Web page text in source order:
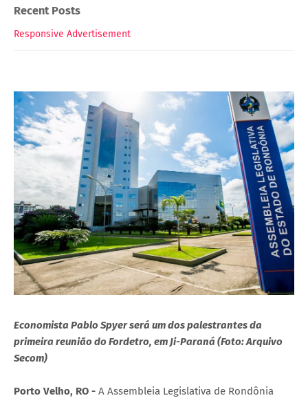
Recent Posts
Responsive Advertisement
Economista Pablo Spyer será um dos palestrantes da
primeira reunião do Fordetro, em Ji-Paraná (Foto: Arquivo
Secom)
Porto Velho, RO - A Assembleia Legislativa de Rondônia